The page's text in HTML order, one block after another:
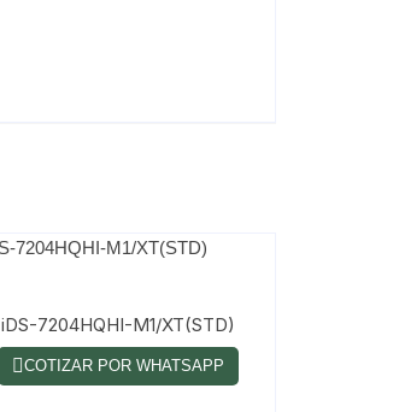
iDS-7204HQHI-M1/XT(STD)
COTIZAR POR WHATSAPP